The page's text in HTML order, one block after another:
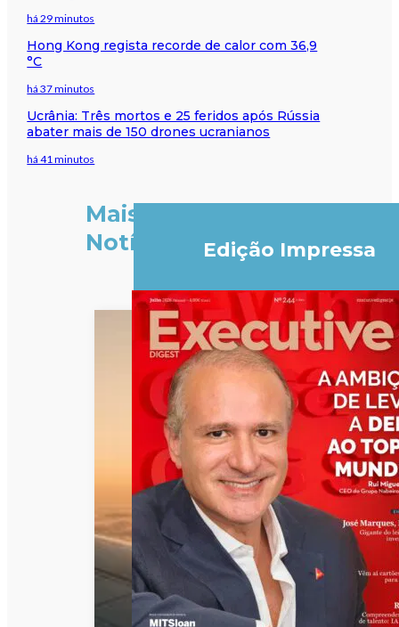
há 29 minutos
Hong Kong regista recorde de calor com 36,9
°C
há 37 minutos
Ucrânia: Três mortos e 25 feridos após Rússia
abater mais de 150 drones ucranianos
há 41 minutos
Mais
Notícias
Edição Impressa